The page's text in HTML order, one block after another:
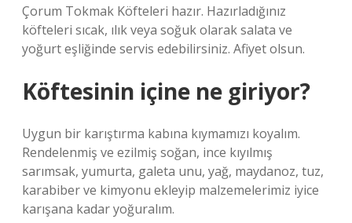
Çorum Tokmak Köfteleri hazır. Hazırladığınız
köfteleri sıcak, ılık veya soğuk olarak salata ve
yoğurt eşliğinde servis edebilirsiniz. Afiyet olsun.
Köftesinin içine ne giriyor?
Uygun bir karıştırma kabına kıymamızı koyalım.
Rendelenmiş ve ezilmiş soğan, ince kıyılmış
sarımsak, yumurta, galeta unu, yağ, maydanoz, tuz,
karabiber ve kimyonu ekleyip malzemelerimiz iyice
karışana kadar yoğuralım.